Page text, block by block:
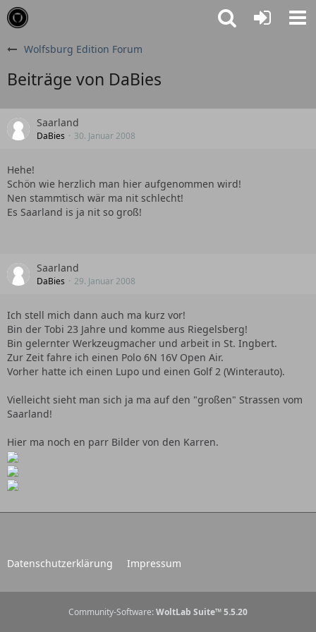
Wolfsburg Edition Forum
Beiträge von DaBies
Saarland
DaBies 30. Januar 2008
Hehe!
Schön wie herzlich man hier aufgenommen wird!
Nen stammtisch wär ma nit schlecht!
Es Saarland is ja nit so groß!
Saarland
DaBies 29. Januar 2008
Ich stell mich dann auch ma kurz vor!
Bin der Tobi 23 Jahre und komme aus Riegelsberg!
Bin gelernter Werkzeugmacher und arbeit in St. Ingbert.
Zur Zeit fahre ich einen Polo 6N 16V Open Air.
Vorher hatte ich einen Lupo und einen Golf 2 (Winterauto).
Vielleicht sieht man sich ja ma auf den "großen" Strassen vom
Saarland!
Hier ma noch en parr Bilder von den Karren.
Datenschutzerklärung Impressum
Community-Software: WoltLab Suite™ 5.5.20